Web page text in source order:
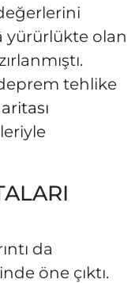
yürürlükte olan
tehlike
da
öne çıktı.